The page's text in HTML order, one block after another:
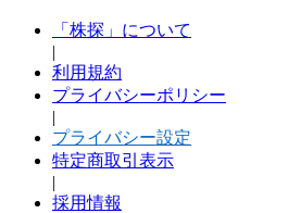
「株探」について
|
利用規約
プライバシーポリシー
|
プライバシー設定
特定商取引表示
|
採用情報